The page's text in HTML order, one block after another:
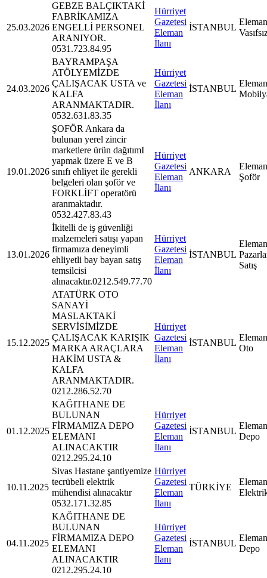
25.03.2026
GEBZE BALÇIKTAKİ
FABRİKAMIZA
ENGELLİ PERSONEL
ARANIYOR.
0531.723.84.95
Hürriyet
Gazetesi
Eleman
İlanı
İSTANBUL
24.03.2026
BAYRAMPAŞA
ATÖLYEMİZDE
ÇALIŞACAK USTA ve
KALFA
ARANMAKTADIR.
0532.631.83.35
Hürriyet
Gazetesi
Eleman
İlanı
İSTANBUL
19.01.2026
ŞOFÖR Ankara da
bulunan yerel zincir
marketlere ürün dağıtımI
yapmak üzere E ve B
sınıfı ehliyet ile gerekli
belgeleri olan şoför ve
FORKLİFT operatörü
aranmaktadır.
0532.427.83.43
Hürriyet
Gazetesi
Eleman
İlanı
ANKARA
Şoför
13.01.2026
İkitelli de iş güvenliği
malzemeleri satışı yapan
firmamıza deneyimli
ehliyetli bay bayan satış
temsilcisi
alınacaktır.0212.549.77.70
Hürriyet
Gazetesi
Eleman
İlanı
İSTANBUL
Satış
15.12.2025
ATATÜRK OTO
SANAYİ
MASLAKTAKİ
SERVİSİMİZDE
ÇALIŞACAK KARIŞIK
MARKA ARAÇLARA
HAKİM USTA &
KALFA
ARANMAKTADIR.
0212.286.52.70
Hürriyet
Gazetesi
Eleman
İlanı
İSTANBUL
Oto
01.12.2025
KAĞITHANE DE
BULUNAN
FİRMAMIZA DEPO
ELEMANI
ALINACAKTIR
0212.295.24.10
Hürriyet
Gazetesi
Eleman
İlanı
İSTANBUL
Depo
10.11.2025
Sivas Hastane şantiyemize
tecrübeli elektrik
mühendisi alınacaktır
0532.171.32.85
Hürriyet
Gazetesi
Eleman
İlanı
TÜRKİYE
04.11.2025
KAĞITHANE DE
BULUNAN
FİRMAMIZA DEPO
ELEMANI
ALINACAKTIR
0212.295.24.10
Hürriyet
Gazetesi
Eleman
İlanı
İSTANBUL
Depo